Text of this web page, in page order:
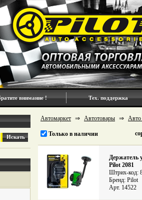
внимание ! Тех. поддержка
Искать
Автомаркет ⇒ Автотовары ⇒ Авто
Только в наличии
Держатель
Pilot 2081
Штрих-код:
Бренд: Pilot
Арт. 14522